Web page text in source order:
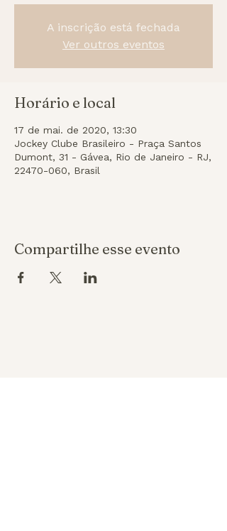
A inscrição está fechada
Ver outros eventos
Horário e local
17 de mai. de 2020, 13:30
Jockey Clube Brasileiro - Praça Santos
Dumont, 31 - Gávea, Rio de Janeiro - RJ,
22470-060, Brasil
Compartilhe esse evento